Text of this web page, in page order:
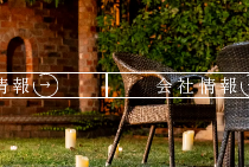
報 会社情報